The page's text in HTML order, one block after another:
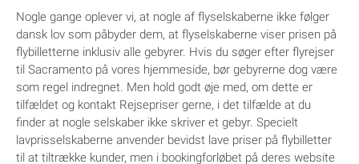
Nogle gange oplever vi, at nogle af flyselskaberne ikke følger
dansk lov som påbyder dem, at flyselskaberne viser prisen på
flybilletterne inklusiv alle gebyrer. Hvis du søger efter flyrejser
til Sacramento på vores hjemmeside, bør gebyrerne dog være
som regel indregnet. Men hold godt øje med, om dette er
tilfældet og kontakt Rejsepriser gerne, i det tilfælde at du
finder at nogle selskaber ikke skriver et gebyr. Specielt
lavprisselskaberne anvender bevidst lave priser på flybilletter
til at tiltrække kunder, men i bookingforløbet på deres website